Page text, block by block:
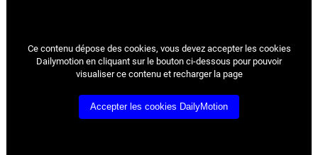
Marques
Ce contenu dépose des cookies, vous devez accepter les cookies
Dailymotion en cliquant sur le bouton ci-dessous pour pouvoir
visualiser ce contenu et recharger la page
Accepter les cookies DailyMotion